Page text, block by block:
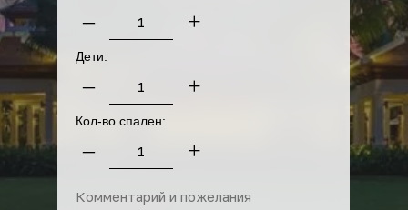
– +
Дети:
– +
Кол-во спален:
– +
Прокат машин